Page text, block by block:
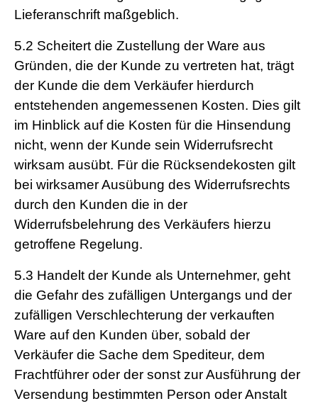
Lieferanschrift maßgeblich.
5.2 Scheitert die Zustellung der Ware aus
Gründen, die der Kunde zu vertreten hat, trägt
der Kunde die dem Verkäufer hierdurch
entstehenden angemessenen Kosten. Dies gilt
im Hinblick auf die Kosten für die Hinsendung
nicht, wenn der Kunde sein Widerrufsrecht
wirksam ausübt. Für die Rücksendekosten gilt
bei wirksamer Ausübung des Widerrufsrechts
durch den Kunden die in der
Widerrufsbelehrung des Verkäufers hierzu
getroffene Regelung.
5.3 Handelt der Kunde als Unternehmer, geht
die Gefahr des zufälligen Untergangs und der
zufälligen Verschlechterung der verkauften
Ware auf den Kunden über, sobald der
Verkäufer die Sache dem Spediteur, dem
Frachtführer oder der sonst zur Ausführung der
Versendung bestimmten Person oder Anstalt